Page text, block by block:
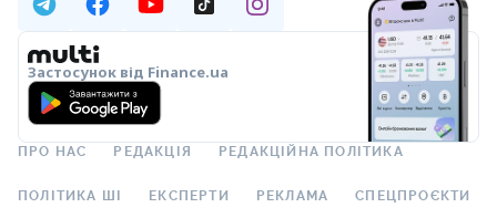
Застосунок від Finance.ua
ПРО НАС РЕДАКЦІЯ РЕДАКЦІЙНА ПОЛІТИКА
ПОЛІТИКА ШІ ЕКСПЕРТИ РЕКЛАМА СПЕЦПРОЄКТИ